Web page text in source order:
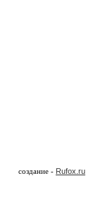
создание - Rufox.ru